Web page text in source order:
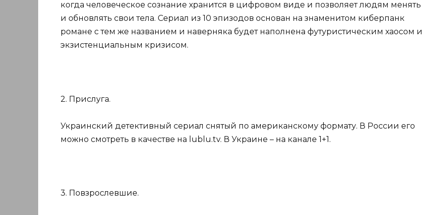
когда человеческое сознание хранится в цифровом виде и позволяет людям менять
и обновлять свои тела. Сериал из 10 эпизодов основан на знаменитом киберпанк
романе с тем же названием и наверняка будет наполнена футуристическим хаосом и
экзистенциальным кризисом.
2. Прислуга.
Украинский детективный сериал снятый по американскому формату. В России его
можно смотреть в качестве на lublu.tv. В Украине – на канале 1+1.
3. Повзрослевшие.